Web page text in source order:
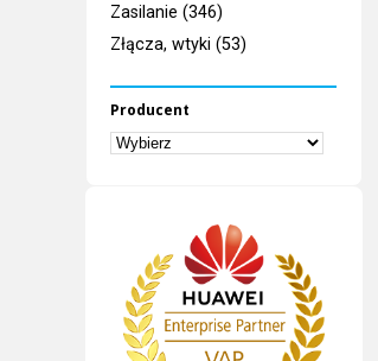
Zasilanie (346)
Złącza, wtyki (53)
Producent